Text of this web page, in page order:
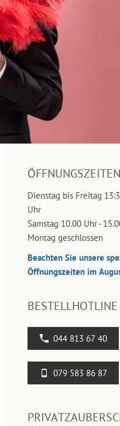
ÖFFNUNGSZEITEN
Dienstag bis Freitag
Uhr
Samstag 10.00 Uhr -
Montag geschlossen
Beachten Sie unsere
Öffnungszeiten im
BESTELLHOTLINE
044 813 67 40
079 583 86 87